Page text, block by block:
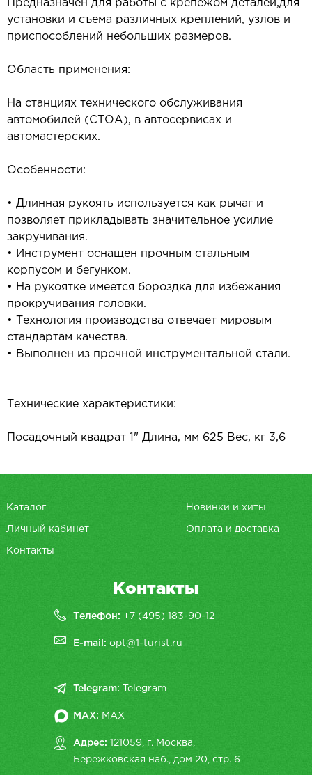
Предназначен для работы с крепежом деталей,для
установки и съема различных креплений, узлов и
приспособлений небольших размеров.
Область применения:
На станциях технического обслуживания
автомобилей (СТОА), в автосервисах и
автомастерских.
Особенности:
• Длинная рукоять используется как рычаг и
позволяет прикладывать значительное усилие
закручивания.
• Инструмент оснащен прочным стальным
корпусом и бегунком.
• На рукоятке имеется бороздка для избежания
прокручивания головки.
• Технология производства отвечает мировым
стандартам качества.
• Выполнен из прочной инструментальной стали.
Технические характеристики:
Посадочный квадрат 1" Длина, мм 625 Вес, кг 3,6
Каталог Новинки и хиты
Личный кабинет Оплата и доставка
Контакты
Контакты
Телефон: +7 (495) 183-90-12
E-mail:opt@1-turist.ru
Telegram: Telegram
MAX: MAX
Адрес: 121059, г. Москва,
Бережковская наб., дом 20, cтр. 6